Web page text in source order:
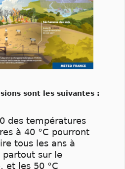
sont les suivantes :
des températures
à 40 °C pourront
tous les ans à
partout sur le
et les 50 °C